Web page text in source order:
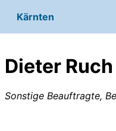
Kärnten
Dieter Ruch
Sonstige Beauftragte,